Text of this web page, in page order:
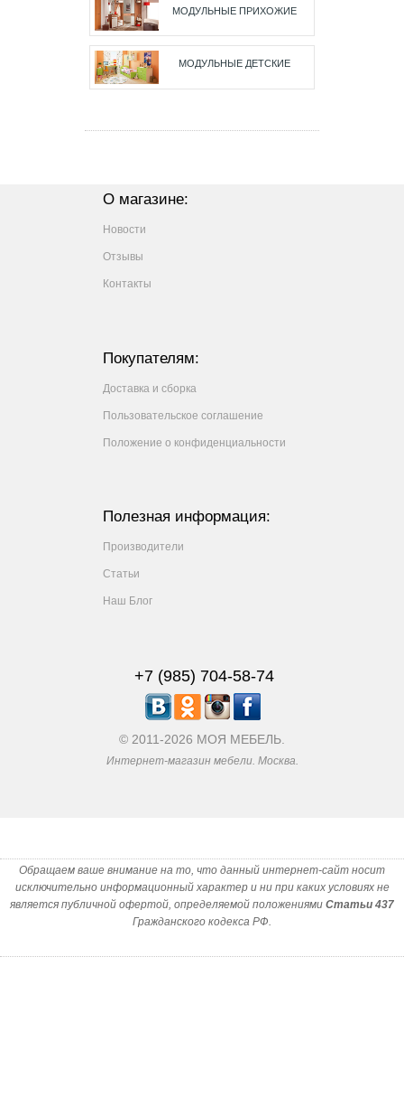
МОДУЛЬНЫЕ ПРИХОЖИЕ
МОДУЛЬНЫЕ ДЕТСКИЕ
О магазине:
Новости
Отзывы
Контакты
Покупателям:
Доставка и сборка
Пользовательское соглашение
Положение о конфиденциальности
Полезная информация:
Производители
Статьи
Наш Блог
+7 (985) 704-58-74
© 2011-2026 МОЯ МЕБЕЛЬ.
Интернет-магазин мебели. Москва.
Обращаем ваше внимание на то, что данный интернет-сайт носит
исключительно информационный характер и ни при каких условиях не
является публичной офертой, определяемой положениями Статьи 437
Гражданского кодекса РФ.